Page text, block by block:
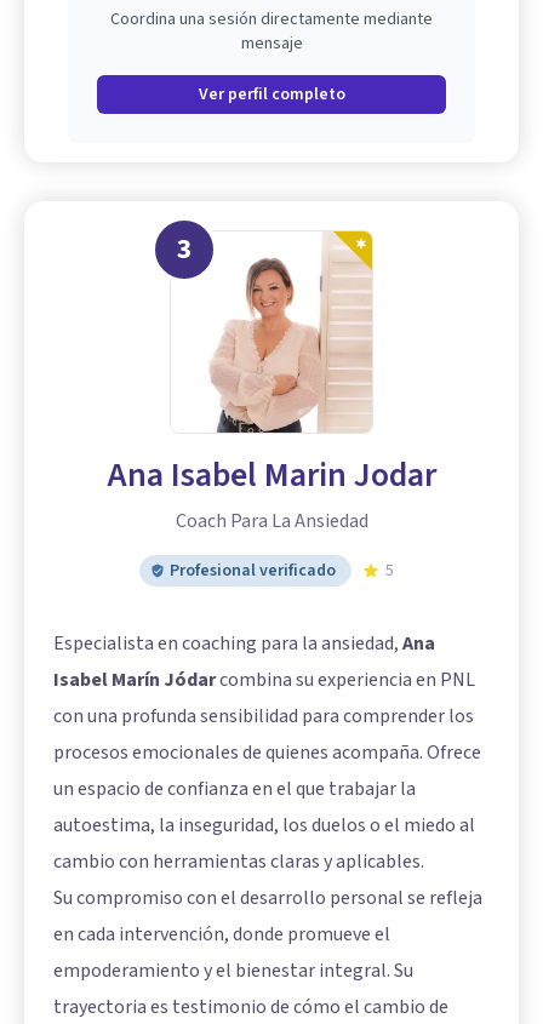
Coordina una sesión directamente mediante
mensaje
Ver perfil completo
3
Ana Isabel Marin Jodar
Coach Para La Ansiedad
Profesional verificado 5
Especialista en coaching para la ansiedad,Ana
Isabel Marín Jódarcombina su experiencia en PNL
con una profunda sensibilidad para comprender los
procesos emocionales de quienes acompaña. Ofrece
un espacio de confianza en el que trabajar la
autoestima, la inseguridad, los duelos o el miedo al
cambio con herramientas claras y aplicables.
Su compromiso con el desarrollo personal se refleja
en cada intervención, donde promueve el
empoderamiento y el bienestar integral. Su
trayectoria es testimonio de cómo el cambio de